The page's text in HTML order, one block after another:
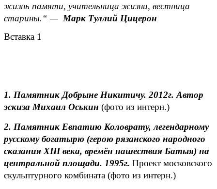
жизнь памяти, учительница жизни, вестница
старины.“ — Марк Туллий Цицерон
Вставка 1
1. Памятник Добрыне Никитичу. 2012г. Автор
эскиза Михаил Оськин (фото из интерн.)
2. Памятник Евпатию Коловрату, легендарному
русскому богатырю (герою рязанского народного
сказания XIIIвека, времён нашествия Батыя) на
центральной площади. 1995г. Проект московского
скульптурного комбината (фото из интерн.)